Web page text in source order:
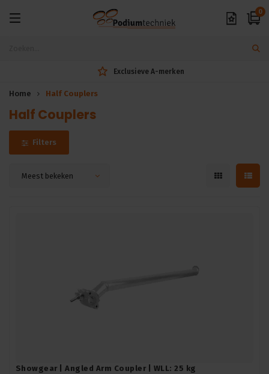
0
Exclusieve A-merken
Home Half Couplers
Half Couplers
Filters
Meest bekeken
Showgear | Angled Arm Coupler | WLL: 25 kg